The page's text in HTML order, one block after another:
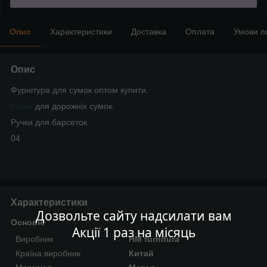
Дозвольте сайту надсилати вам
Акції 1 раз на місяць
Опис Характеристики Доставка Оплата Умови
Опис
Фурнітура для сумок оптом купити.
для дорожніх сумок.
Ручки для барсеток.
04
Характеристики
Основні
Виробник
HM furnitura
Країна виробник
Китай